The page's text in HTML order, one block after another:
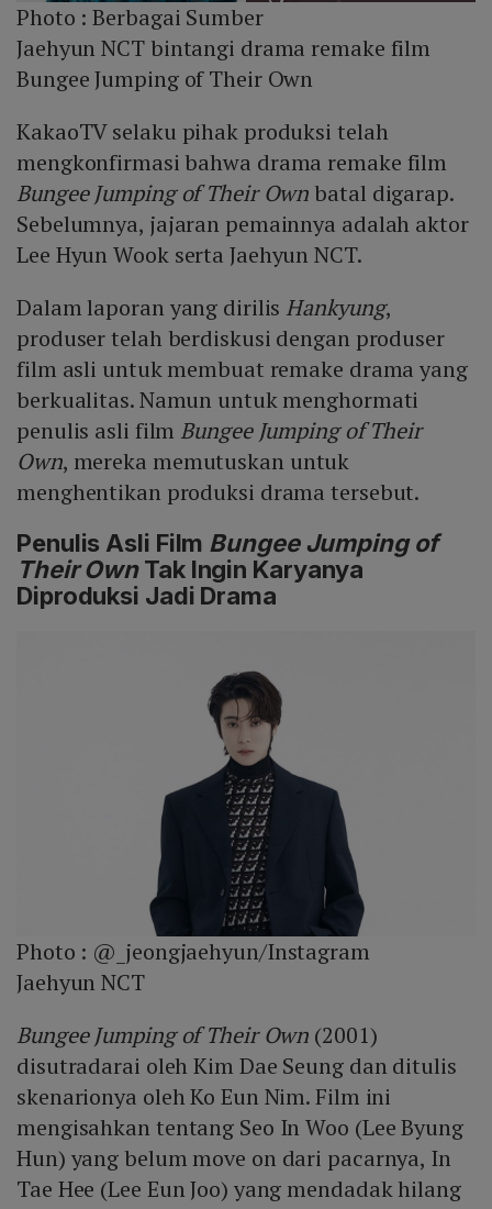
Photo :Berbagai Sumber
Jaehyun NCT bintangi drama remake film
Bungee Jumping of Their Own
KakaoTV selaku pihak produksi telah
mengkonfirmasi bahwa drama remake film
Bungee Jumping of Their Ownbatal digarap.
Sebelumnya, jajaran pemainnya adalah aktor
Lee Hyun Wook serta Jaehyun NCT.
Dalam laporan yang dirilis Hankyung,
produser telah berdiskusi dengan produser
film asli untuk membuat remake drama yang
berkualitas. Namun untuk menghormati
penulis asli film Bungee Jumping of Their
Own, mereka memutuskan untuk
menghentikan produksi drama tersebut.
Penulis Asli Film Bungee Jumping of
Their OwnTak Ingin Karyanya
Diproduksi Jadi Drama
Photo : @_jeongjaehyun/Instagram
Jaehyun NCT
Bungee Jumping of Their Own (2001)
disutradarai oleh Kim Dae Seung dan ditulis
skenarionya oleh Ko Eun Nim. Film ini
mengisahkan tentang Seo In Woo (Lee Byung
Hun) yang belum move on dari pacarnya, In
Tae Hee (Lee Eun Joo) yang mendadak hilang